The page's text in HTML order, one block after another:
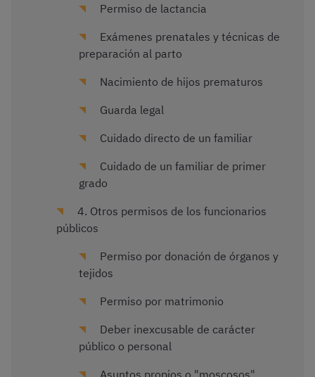
Permiso de lactancia
Exámenes prenatales y técnicas de
preparación al parto
Nacimiento de hijos prematuros
Guarda legal
Cuidado directo de un familiar
Cuidado de un familiar de primer
grado
4. Otros permisos de los funcionarios
públicos
Permiso por donación de órganos y
tejidos
Permiso por matrimonio
Deber inexcusable de carácter
público o personal